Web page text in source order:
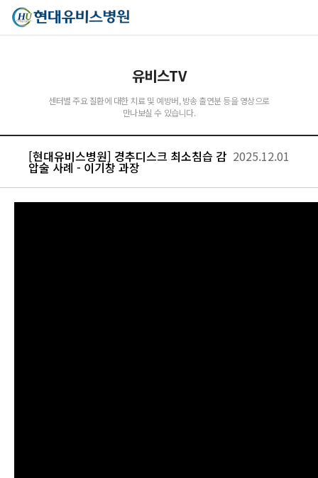
유비스TV
센터별 주요 질환에 대한 치료 및 예방버, 방송 출연분 등을 영상으로
만나보실 수 있습니다.
[현대유비스병원] 경추디스크 최소침습 감
압술 사례 - 이기창 과장
2025.12.01